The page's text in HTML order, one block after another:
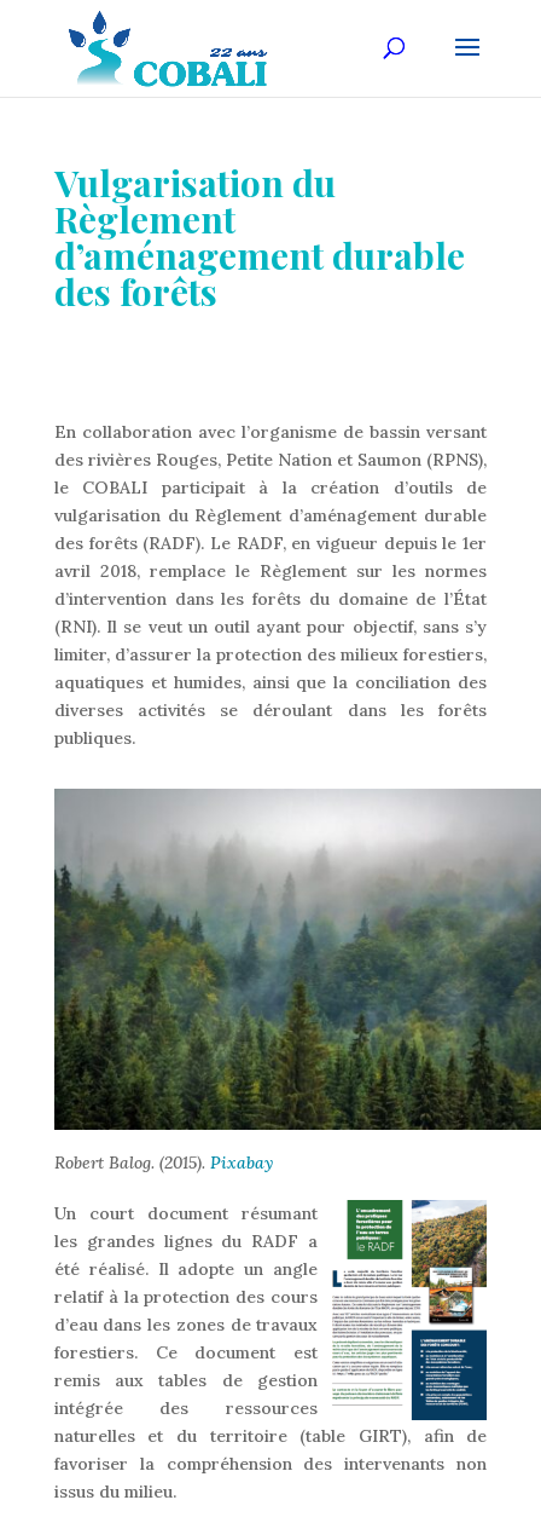
Vulgarisation du
Règlement
d’aménagement durable
des forêts
En collaboration avec l’organisme de bassin versant
des rivières Rouges, Petite Nation et Saumon (RPNS),
le COBALI participait à la création d’outils de
vulgarisation du Règlement d’aménagement durable
des forêts (RADF). Le RADF, en vigueur depuis le 1er
avril 2018, remplace le Règlement sur les normes
d’intervention dans les forêts du domaine de l’État
(RNI). Il se veut un outil ayant pour objectif, sans s’y
limiter, d’assurer la protection des milieux forestiers,
aquatiques et humides, ainsi que la conciliation des
diverses activités se déroulant dans les forêts
publiques.
Robert Balog. (2015). Pixabay
Un court document résumant
les grandes lignes du RADF a
été réalisé. Il adopte un angle
relatif à la protection des cours
d’eau dans les zones de travaux
forestiers. Ce document est
remis aux tables de gestion
intégrée des ressources
naturelles et du territoire (table GIRT), afin de
favoriser la compréhension des intervenants non
issus du milieu.